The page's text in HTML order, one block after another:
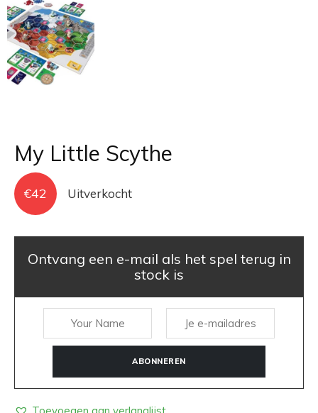
My Little Scythe
€42 Uitverkocht
Ontvang een e-mail als het spel terug in
stock is
ABONNEREN
Toevoegen aan verlanglijst